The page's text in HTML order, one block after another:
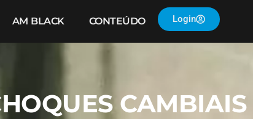
AM BLACK CONTEÚDO Login
CAMBIAIS